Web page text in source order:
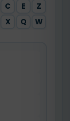
C E
Z
X Q W